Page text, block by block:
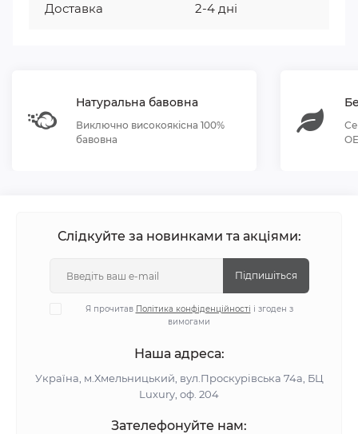
Доставка 2-4 дні
Натуральна бавовна
Виключно високоякісна 100%
бавовна
Слідкуйте за новинками та акціями:
Підпишіться
Я прочитав Політика конфіденційності і згоден з
вимогами
Наша адреса:
Україна, м.Хмельницький, вул.Проскурівська 74а, БЦ
Luxury, оф. 204
Зателефонуйте нам: